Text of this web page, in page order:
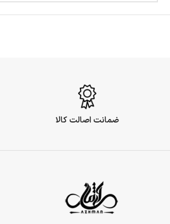
ضمانت اصالت کالا